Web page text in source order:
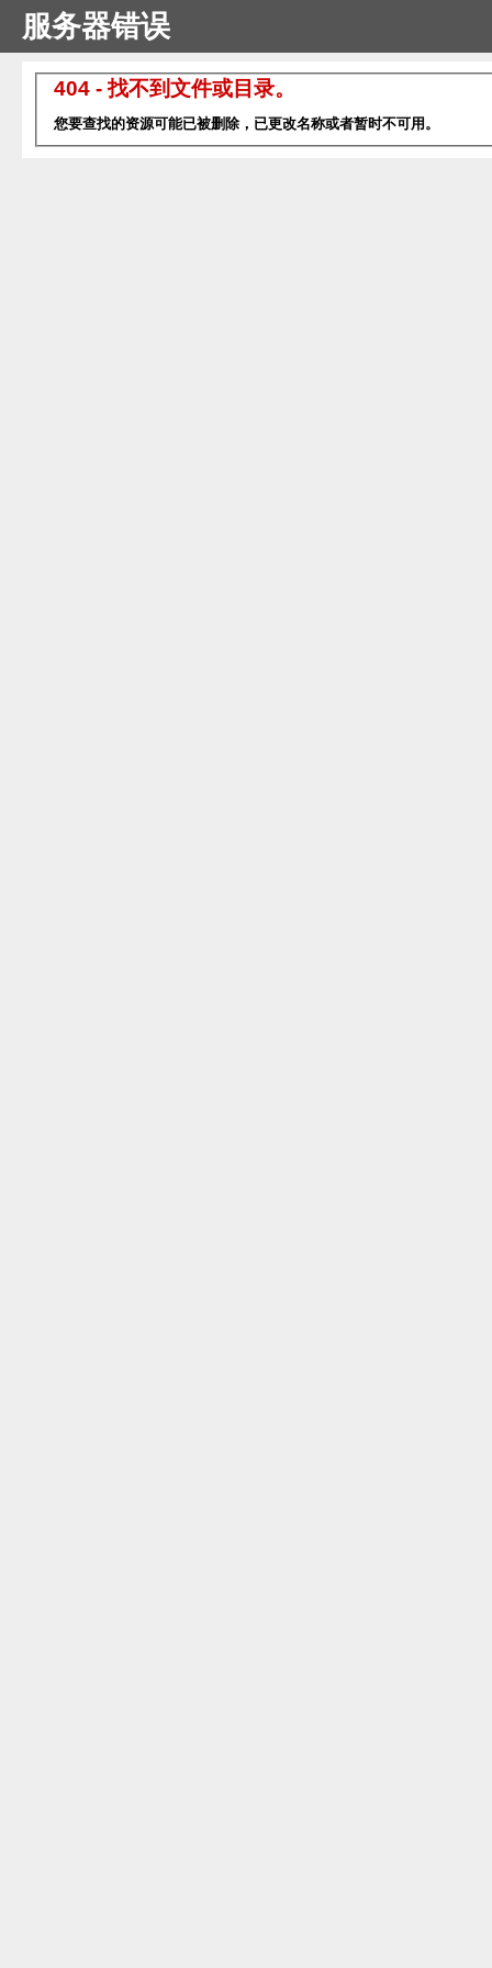
服务器错误
404 - 找不到文件或目录。
您要查找的资源可能已被删除，已更改名称或者暂时不可用。